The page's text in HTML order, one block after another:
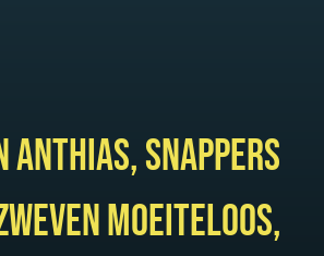
anthias, snappers
moeiteloos,